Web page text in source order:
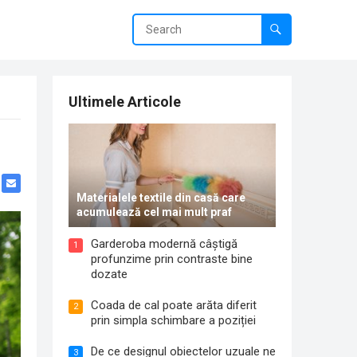
Ultimele Articole
Materialele textile din casă care
acumulează cel mai mult praf
1
Garderoba modernă câștigă
profunzime prin contraste bine
dozate
2
Coada de cal poate arăta diferit
prin simpla schimbare a poziției
3 De ce designul obiectelor uzuale ne